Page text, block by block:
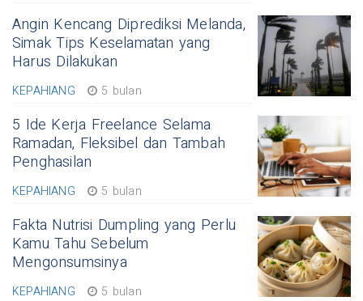
Angin Kencang Diprediksi Melanda,
Simak Tips Keselamatan yang
Harus Dilakukan
KEPAHIANG 5 bulan
5 Ide Kerja Freelance Selama
Ramadan, Fleksibel dan Tambah
Penghasilan
KEPAHIANG 5 bulan
Fakta Nutrisi Dumpling yang Perlu
Kamu Tahu Sebelum
Mengonsumsinya
KEPAHIANG 5 bulan